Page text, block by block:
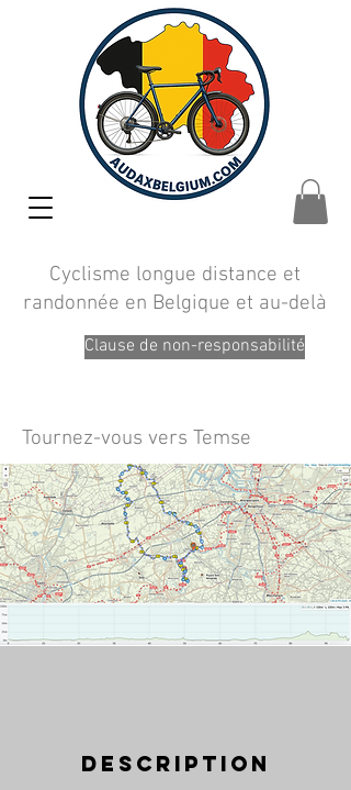
Clause de non-responsabilité
Cyclisme longue distance et
randonnée en Belgique et au-delà
Tournez-vous vers Temse
description